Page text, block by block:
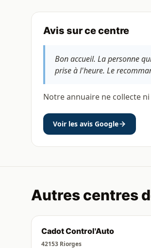
Avis sur ce centre
Bon accueil. La personne
prise à l'heure. Le
Notre annuaire ne collecte
Voir les avis Google
Autres centres
Cadot Control'Auto
42153 Riorges